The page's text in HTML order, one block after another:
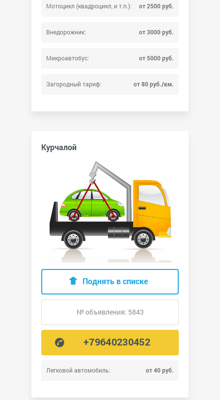
Мотоцикл (квадроцикл, и т.п.): от 2500 руб.
Внедорожник: от 3000 руб.
Микроавтобус: от 5000 руб.
Загородный тариф: от 80 руб./км.
Курчалой
Легковой автомобиль: от 40 руб.
Поднять в списке
№ объявления: 5843
+79640230452